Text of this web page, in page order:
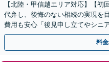
【北陸・甲信越エリア対応】【
代弁し、後悔のない相続の実現を
費用も安心「後見申し立てやシニ
対処可能」【WEB面談対応】
料